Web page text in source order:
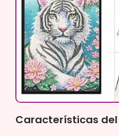
Características del